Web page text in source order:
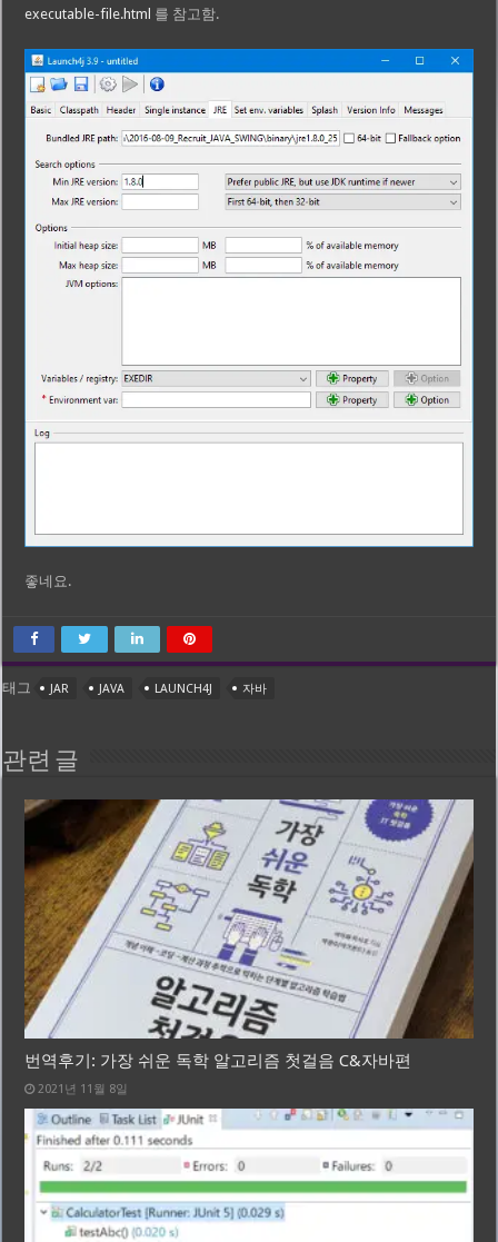
executable-file.html 를 참고함.
좋네요.
태그 JAR JAVA LAUNCH4J 자바
관련 글
번역후기: 가장 쉬운 독학 알고리즘 첫걸음 C&자바편
2021년 11월 8일